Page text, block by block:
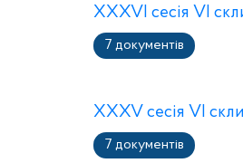
XXXVІ сесія VI
7 документів
XXXV сесія VI
7 документів